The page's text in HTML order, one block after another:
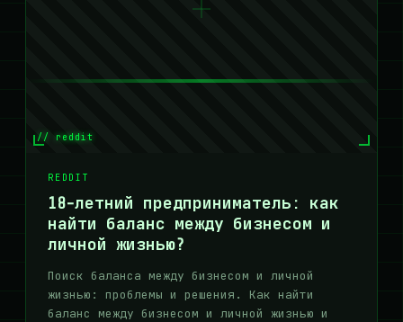
// reddit
REDDIT
18-летний предприниматель: как
найти баланс между бизнесом и
личной жизнью?
Поиск баланса между бизнесом и личной
жизнью: проблемы и решения. Как найти
баланс между бизнесом и личной жизнью и